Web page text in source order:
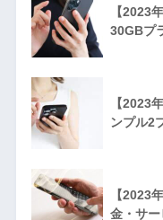
【2023
30GBプ
【2023
ンプル2
【2023
金・サ